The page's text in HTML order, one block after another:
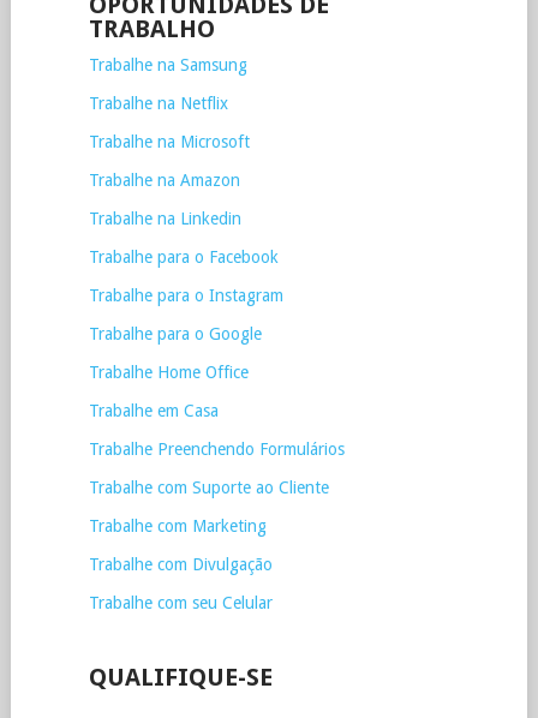
TRABALHO
Trabalhe na Samsung
Trabalhe na Netflix
Trabalhe na Microsoft
Trabalhe na Amazon
Trabalhe na Linkedin
Trabalhe para o Facebook
Trabalhe para o Instagram
Trabalhe para o Google
Trabalhe Home Office
Trabalhe em Casa
Trabalhe Preenchendo Formulários
Trabalhe com Suporte ao Cliente
Trabalhe com Marketing
Trabalhe com Divulgação
Trabalhe com seu Celular
QUALIFIQUE-SE